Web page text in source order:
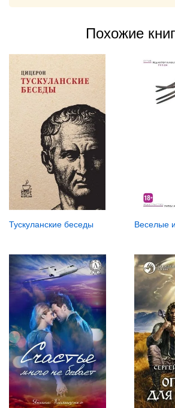
Похожие
Тускуланские беседы Веселые